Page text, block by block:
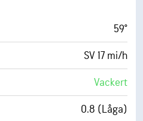
47° F
1 (Mörkt)
99 %
10 eng. mil
59°
SV 17 mi/h
Vackert
0.8 (Låga)